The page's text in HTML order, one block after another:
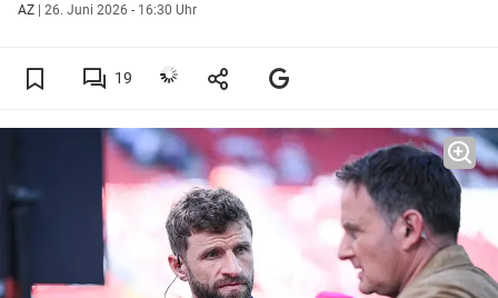
AZ | 26. Juni 2026 - 16:30 Uhr
19